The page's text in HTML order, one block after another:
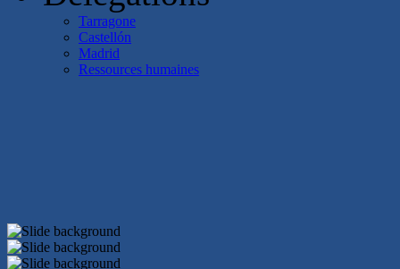
Tarragone
Castellón
Madrid
Ressources humaines